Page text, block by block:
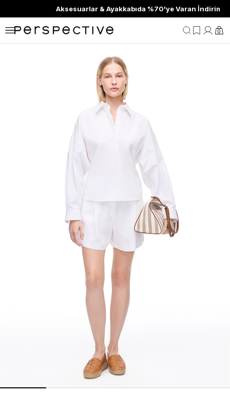
Aksesuarlar & Ayakkabıda %70'ye Varan İndirim
0